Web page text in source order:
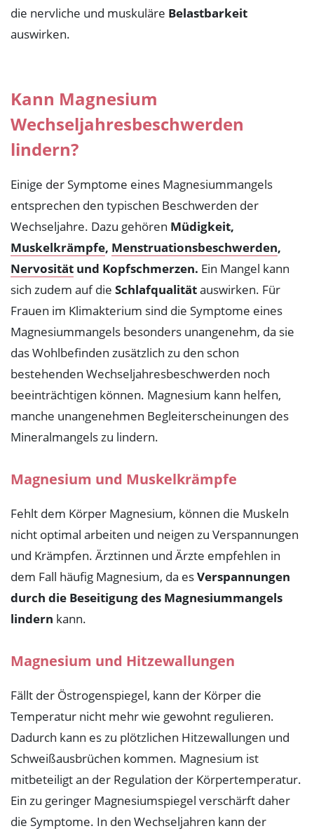
die nervliche und muskuläre Belastbarkeit
auswirken.
Kann Magnesium
Wechseljahresbeschwerden
lindern?
Einige der Symptome eines Magnesiummangels
entsprechen den typischen Beschwerden der
Wechseljahre. Dazu gehören Müdigkeit,
Muskelkrämpfe, Menstruationsbeschwerden,
Nervosität und Kopfschmerzen. Ein Mangel kann
sich zudem auf die Schlafqualität auswirken. Für
Frauen im Klimakterium sind die Symptome eines
Magnesiummangels besonders unangenehm, da sie
das Wohlbefinden zusätzlich zu den schon
bestehenden Wechseljahresbeschwerden noch
beeinträchtigen können. Magnesium kann helfen,
manche unangenehmen Begleiterscheinungen des
Mineralmangels zu lindern.
Magnesium und Muskelkrämpfe
Fehlt dem Körper Magnesium, können die Muskeln
nicht optimal arbeiten und neigen zu Verspannungen
und Krämpfen. Ärztinnen und Ärzte empfehlen in
dem Fall häufig Magnesium, da es Verspannungen
durch die Beseitigung des Magnesiummangels
lindern kann.
Magnesium und Hitzewallungen
Fällt der Östrogenspiegel, kann der Körper die
Temperatur nicht mehr wie gewohnt regulieren.
Dadurch kann es zu plötzlichen Hitzewallungen und
Schweißausbrüchen kommen. Magnesium ist
mitbeteiligt an der Regulation der Körpertemperatur.
Ein zu geringer Magnesiumspiegel verschärft daher
die Symptome. In den Wechseljahren kann der